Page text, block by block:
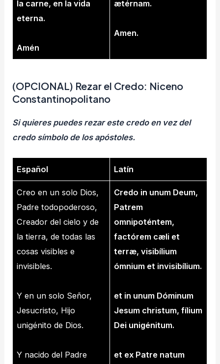
la carne, en la vida
eterna.
Amén
ætérnam.
Amen.
(OPCIONAL) Rezar el Credo: Niceno
Constantinopolitano
Si quieres puedes rezar este credo en vez del
credo símbolo de los apóstoles.
Español Latín
Creo en un solo Dios,
Padre todopoderoso,
Creador del cielo y de
la tierra, de todas las
cosas visibles e
invisibles.
Y en un solo Señor,
Jesucristo, Hijo
unigénito de Dios.
Y nacido del Padre
Credo in unum Deum,
Patrem
omnipoténtem,
factórem cæli et
terræ, visibílium
ómnium et invisibílium.
et in unum Dóminum
Jesum christum, fílium
Dei unigénitum.
et ex Patre natum